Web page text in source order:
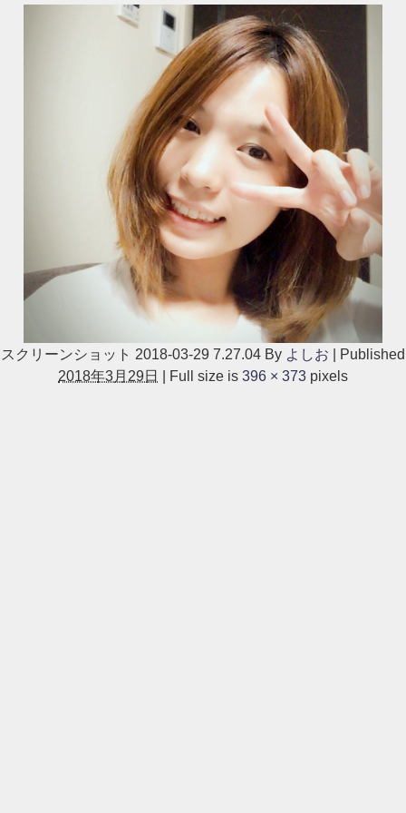
スクリーンショット 2018-03-29 7.27.04 By よしお
Published
2018年3月29日
Full size is 396 × 373 pixels